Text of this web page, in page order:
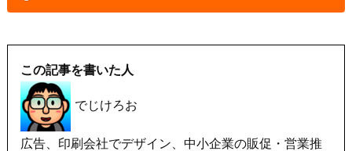
この記事を書いた人
でじけろお
広告、印刷会社でデザイン、中小企業の販促・営業推